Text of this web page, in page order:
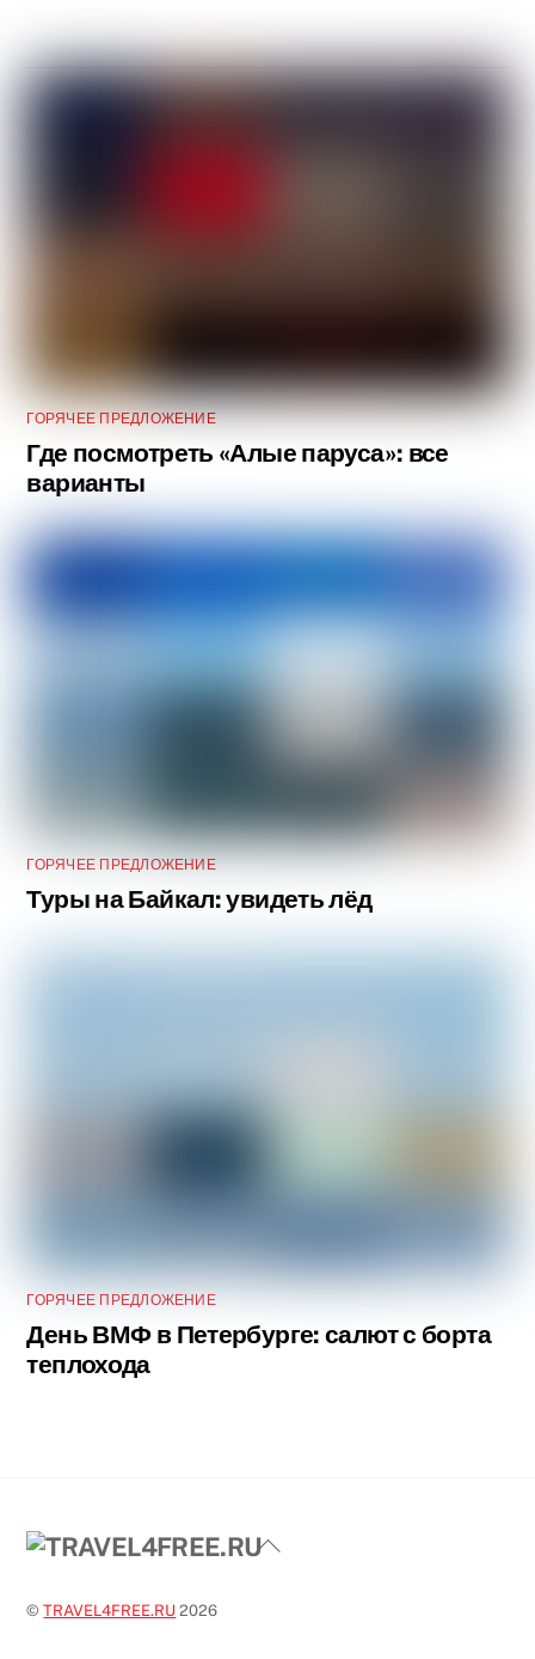
ГОРЯЧЕЕ ПРЕДЛОЖЕНИЕ
Где посмотреть «Алые паруса»: все
варианты
ГОРЯЧЕЕ ПРЕДЛОЖЕНИЕ
Туры на Байкал: увидеть лёд
ГОРЯЧЕЕ ПРЕДЛОЖЕНИЕ
День ВМФ в Петербурге: салют с борта
теплохода
Back
©TRAVEL4FREE.RU 2026